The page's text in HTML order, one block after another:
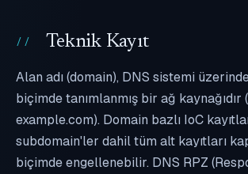
Teknik Kayıt
Alan adı (domain), DNS sistemi
biçimde tanımlanmış bir ağ kaynağıdır
example.com). Domain bazlı IoC
subdomain'ler dahil tüm alt kayıtları
biçimde engellenebilir. DNS RPZ